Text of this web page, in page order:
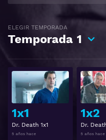
ELEGIR TEMPORADA
Temporada 1
1x1
Dr. Death 1x1
5 años hace
Ver
1x2
Dr.
5 años hace